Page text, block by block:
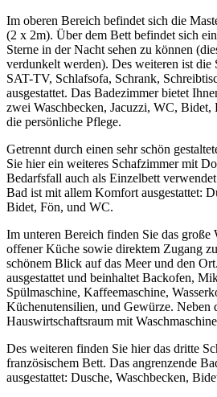
Im oberen Bereich befindet sich die
(2 x 2m). Über dem Bett befindet sich
Sterne in der Nacht sehen zu können
verdunkelt werden). Des weiteren ist die
SAT-TV, Schlafsofa, Schrank,
ausgestattet. Das Badezimmer bietet
zwei Waschbecken, Jacuzzi, WC,
die persönliche Pflege.
Getrennt durch einen sehr schön
Sie hier ein weiteres Schafzimmer mit
Bedarfsfall auch als Einzelbett
Bad ist mit allem Komfort ausgestattet:
Bidet, Fön, und WC.
Im unteren Bereich finden Sie das große
offener Küche sowie direktem Zugang
schönem Blick auf das Meer und den
ausgestattet und beinhaltet Backofen,
Spülmaschine, Kaffeemaschine,
Küchenutensilien, und Gewürze. Neben
Hauswirtschaftsraum mit
Des weiteren finden Sie hier das dritte
französischem Bett. Das angrenzende
ausgestattet: Dusche, Waschbecken,